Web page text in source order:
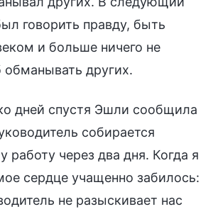
говорить правду, быть
и больше ничего не
обманывать других.
дней спустя Эшли сообщила
собирается
работу через два дня. Когда я
сердце учащенно забилось:
не разыскивает нас